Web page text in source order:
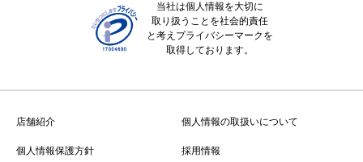
当社は個人情報を大切に
取り扱うことを社会的責任
と考えプライバシーマークを
取得しております。
店舗紹介 個人情報の取扱いについて
個人情報保護方針 採用情報